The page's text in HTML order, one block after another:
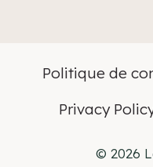
Politique de
Privacy
© 2026